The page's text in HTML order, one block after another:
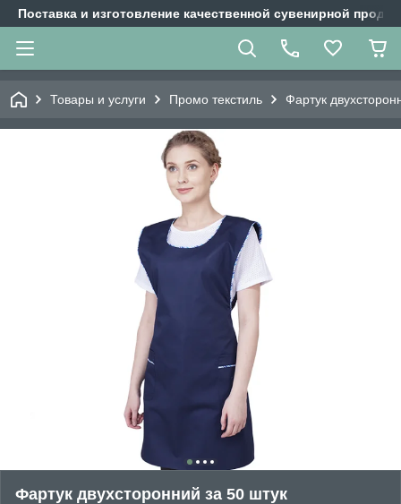
Поставка и изготовление качественной сувенирной
Товары и услуги Промо текстиль Фартук
Фартук двухсторонний за 50 штук